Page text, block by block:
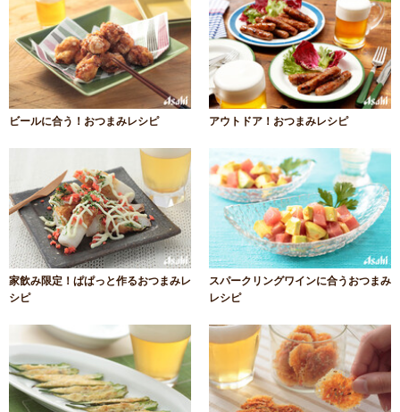
ビールに合う！おつまみレシピ アウトドア！おつまみレシピ
家飲み限定！ぱぱっと作るおつまみレ
シピ
スパークリングワインに合うおつまみ
レシピ